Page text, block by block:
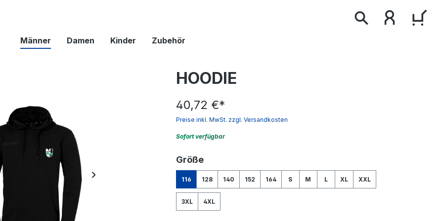
Männer Damen Kinder Zubehör
HOODIE
40,72 €*
Preise inkl. MwSt. zzgl. Versandkosten
Sofort verfügbar
Größeauswählen
116 128 140 152 164 S M L XL XXL
3XL 4XL